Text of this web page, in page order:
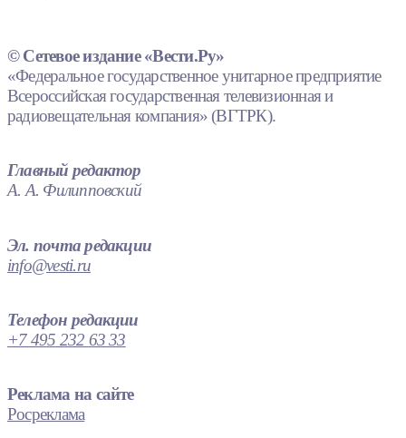
© Сетевое издание «Вести.Ру»
«Федеральное государственное унитарное предприятие
Всероссийская государственная телевизионная и
радиовещательная компания» (ВГТРК).
Главный редактор
А. А. Филипповский
Эл. почта редакции
info@vesti.ru
Телефон редакции
+7 495 232 63 33
Реклама на сайте
Росреклама